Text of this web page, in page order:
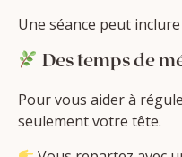
Une séance peut inclure
Des temps de
Pour vous aider à
seulement votre tête.